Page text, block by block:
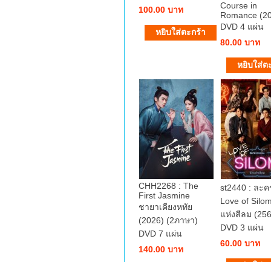
100.00 บาท
Course in
Romance
DVD 4 แผ่น
80.00 บาท
CHH2268 : The
First Jasmine
ชายาเคียงหทัย
(2026) (2ภาษา)
DVD 7 แผ่น
140.00 บาท
st2440 : ละค
Love of
แห่งสีลม
DVD 3 แผ่น
60.00 บาท